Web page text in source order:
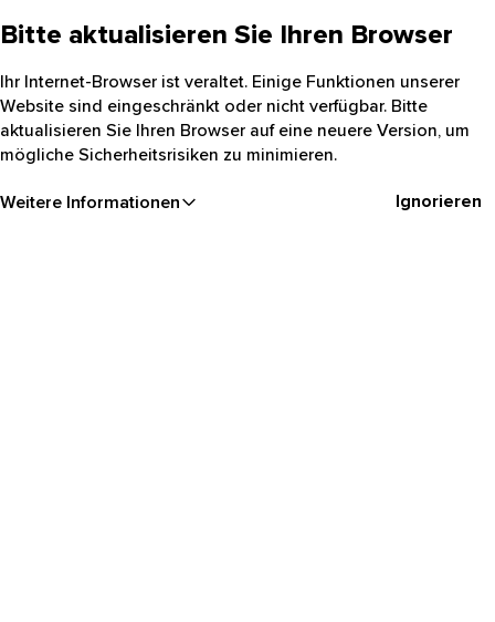
Bitte aktualisieren Sie Ihren Browser
Ihr Internet-Browser ist veraltet. Einige Funktionen unserer
Website sind eingeschränkt oder nicht verfügbar. Bitte
aktualisieren Sie Ihren Browser auf eine neuere Version, um
mögliche Sicherheitsrisiken zu minimieren.
Weitere Informationen Ignorieren